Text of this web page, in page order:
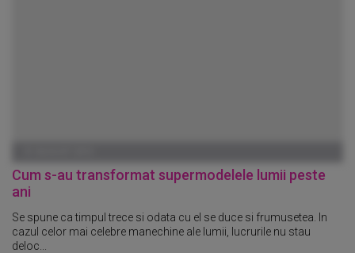
Cum s-au transformat supermodelele lumii peste
ani
Se spune ca timpul trece si odata cu el se duce si frumusetea. In
cazul celor mai celebre manechine ale lumii, lucrurile nu stau
deloc...